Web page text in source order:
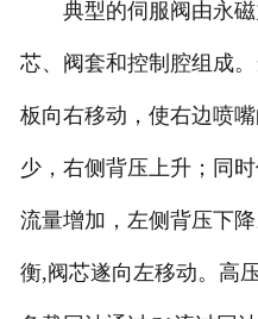
典型的伺服阀由永磁
芯、阀套和控制腔组成
板向右移动，使右边喷
少，右侧背压上升；同
流量增加，左侧背压下
衡,阀芯遂向左移动。高